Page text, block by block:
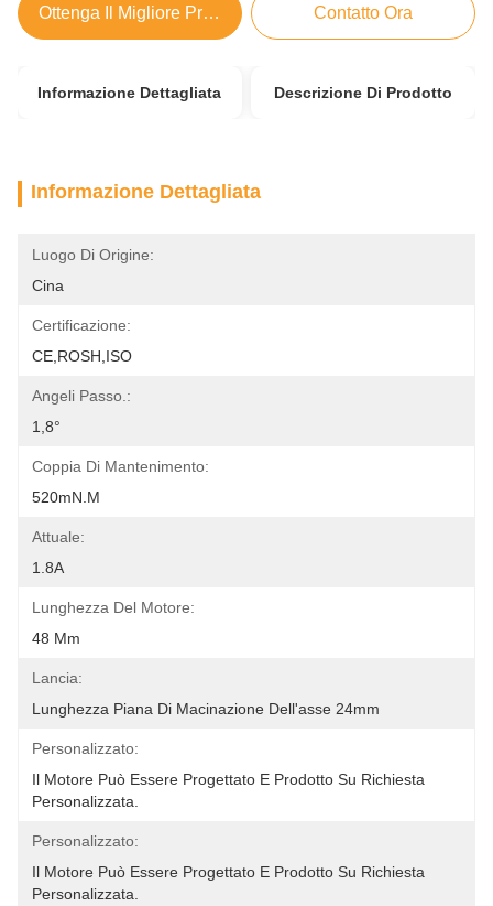
Ottenga Il Migliore Prezzo Contatto Ora
Informazione Dettagliata Descrizione Di Prodotto
Informazione Dettagliata
Luogo Di Origine:
Cina
Certificazione:
CE,ROSH,ISO
Angeli Passo.:
1,8°
Coppia Di Mantenimento:
520mN.m
Attuale:
1.8A
Lunghezza Del Motore:
48 Mm
Lancia:
Lunghezza Piana Di Macinazione Dell'asse 24mm
Personalizzato:
Il Motore Può Essere Progettato E Prodotto Su Richiesta
Personalizzata.
Personalizzato:
Il Motore Può Essere Progettato E Prodotto Su Richiesta
Personalizzata.